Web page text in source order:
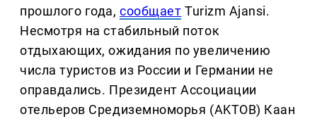
прошлого года,сообщает Turizm Ajansi.
Несмотря на стабильный поток
отдыхающих, ожидания по увеличению
числа туристов из России и Германии не
оправдались. Президент Ассоциации
отельеров Средиземноморья (AKTOB) Каан